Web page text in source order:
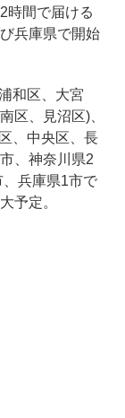
時間で届ける
兵庫県で開始
和区、大宮
区、見沼区)、
、中央区、長
、神奈川県2
兵庫県1市で
予定。